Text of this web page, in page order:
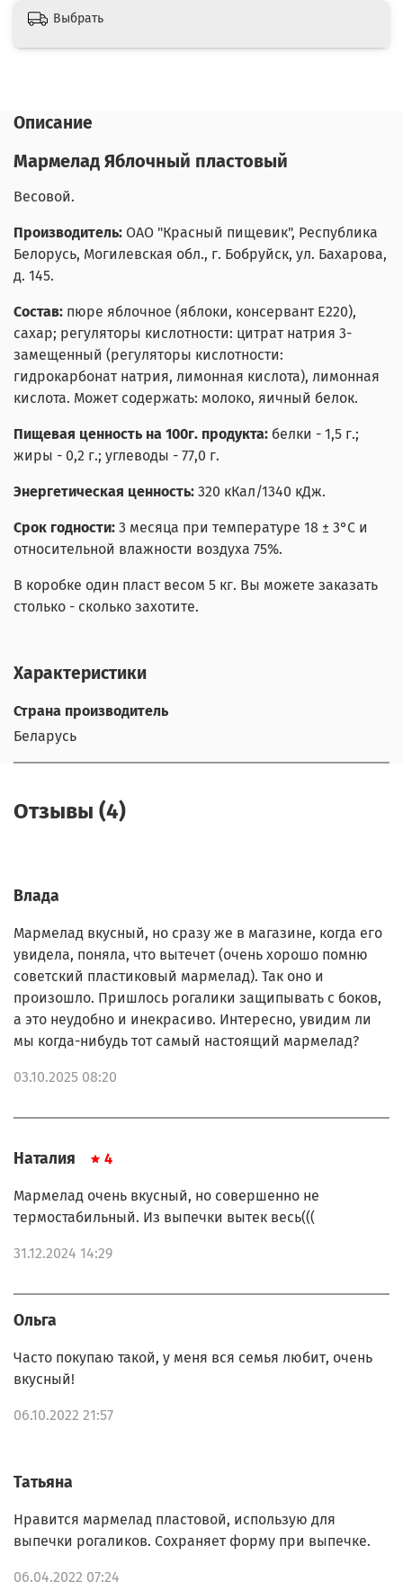
Выбрать
Описание
Мармелад Яблочный пластовый
Весовой.
Производитель: ОАО "Красный пищевик", Республика
Белорусь, Могилевская обл., г. Бобруйск, ул. Бахарова,
д. 145.
Состав: пюре яблочное (яблоки, консервант Е220),
сахар; регуляторы кислотности: цитрат натрия 3-
замещенный (регуляторы кислотности:
гидрокарбонат натрия, лимонная кислота), лимонная
кислота. Может содержать: молоко, яичный белок.
Пищевая ценность на 100г. продукта: белки - 1,5 г.;
жиры - 0,2 г.; углеводы - 77,0 г.
Энергетическая ценность: 320 кКал/1340 кДж.
Срок годности: 3 месяца при температуре 18 ± 3°С и
относительной влажности воздуха 75%.
В коробке один пласт весом 5 кг. Вы можете заказать
столько - сколько захотите.
Характеристики
Страна производитель
Беларусь
Отзывы (4)
Влада
Мармелад вкусный, но сразу же в магазине, когда его
увидела, поняла, что вытечет (очень хорошо помню
советский пластиковый мармелад). Так оно и
произошло. Пришлось рогалики защипывать с боков,
а это неудобно и инекрасиво. Интересно, увидим ли
мы когда-нибудь тот самый настоящий мармелад?
03.10.2025 08:20
Наталия 4
Мармелад очень вкусный, но совершенно не
термостабильный. Из выпечки вытек весь(((
31.12.2024 14:29
Ольга
Часто покупаю такой, у меня вся семья любит, очень
вкусный!
06.10.2022 21:57
Татьяна
Нравится мармелад пластовой, использую для
выпечки рогаликов. Сохраняет форму при выпечке.
06.04.2022 07:24